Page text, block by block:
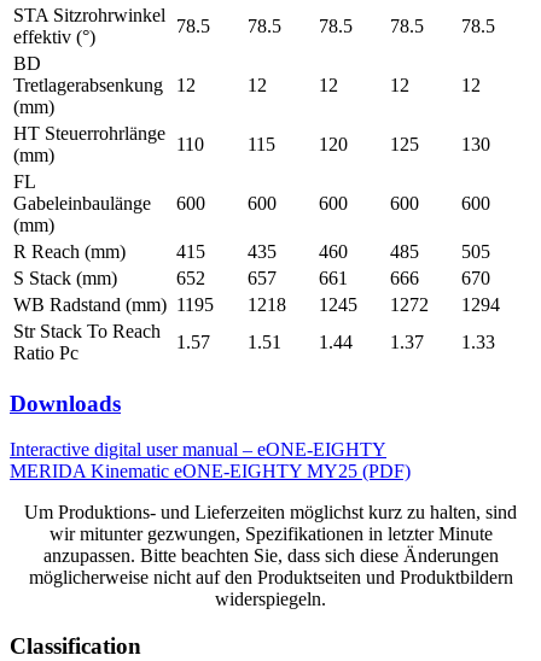
STA Sitzrohrwinkel
effektiv (°)
78.5 78.5 78.5 78.5
78.5
BD
Tretlagerabsenkung
(mm)
12 12 12 12 12
HT Steuerrohrlänge
(mm)
110 115 120 125
130
FL
Gabeleinbaulänge
(mm)
600 600 600 600 600
R Reach (mm) 415 435 460 485
505
S Stack (mm)
652 657 661 666
670
WB Radstand (mm) 1195 1218 1245 1272
1294
Str Stack To Reach
Ratio Pc
1.57 1.51 1.44 1.37 1.33
Downloads
Interactive digital user manual – eONE-EIGHTY
MERIDA Kinematic eONE-EIGHTY MY25 (PDF)
Um Produktions- und Lieferzeiten möglichst kurz zu halten, sind
wir mitunter gezwungen, Spezifikationen in letzter Minute
anzupassen. Bitte beachten Sie, dass sich diese Änderungen
möglicherweise nicht auf den Produktseiten und Produktbildern
widerspiegeln.
Classification